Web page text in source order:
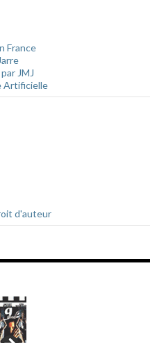
France
JMJ
Artificielle
d'auteur